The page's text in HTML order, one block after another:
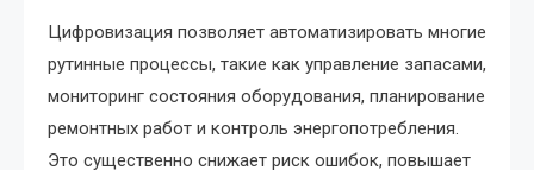
Цифровизация позволяет автоматизировать многие
рутинные процессы, такие как управление запасами,
мониторинг состояния оборудования, планирование
ремонтных работ и контроль энергопотребления.
Это существенно снижает риск ошибок, повышает